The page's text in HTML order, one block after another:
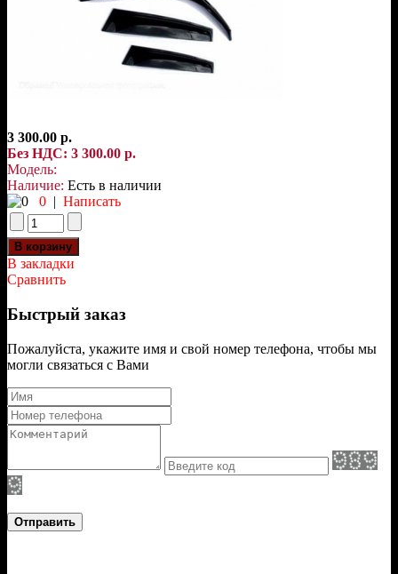
3 300.00 р.
Без НДС: 3 300.00 р.
Модель:
Наличие: Есть в наличии
0 | Написать
В закладки
Сравнить
Быстрый заказ
Пожалуйста, укажите имя и свой номер телефона, чтобы мы
могли связаться с Вами
Отправить